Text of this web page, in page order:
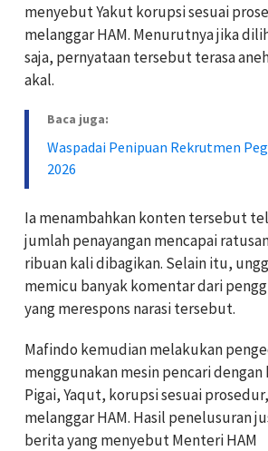
menyebut Yakut korupsi sesuai
melanggar HAM. Menurutnya jika
saja, pernyataan tersebut terasa
akal.
Baca juga:
Waspadai Penipuan Rekrutmen
2026
Ia menambahkan konten tersebut
jumlah penayangan mencapai
ribuan kali dibagikan. Selain itu,
memicu banyak komentar dari
yang merespons narasi tersebut.
Mafindo kemudian melakukan
menggunakan mesin pencari
Pigai, Yaqut, korupsi sesuai
melanggar HAM. Hasil penelusuran
berita yang menyebut Menteri HAM